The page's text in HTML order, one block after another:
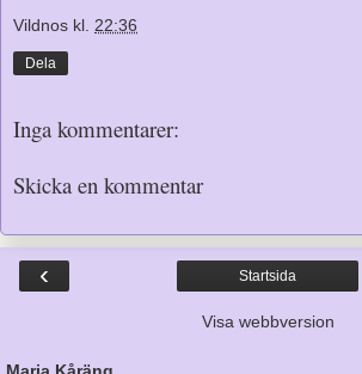
Vildnos kl. 22:36
Dela
Inga kommentarer:
Skicka en kommentar
‹ Startsida
Visa webbversion